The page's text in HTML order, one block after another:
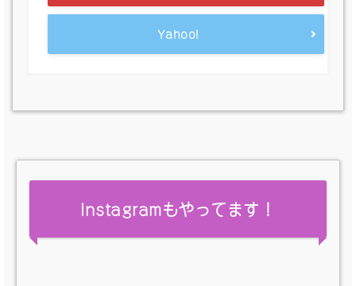
Yahoo!
Instagramもやってます！